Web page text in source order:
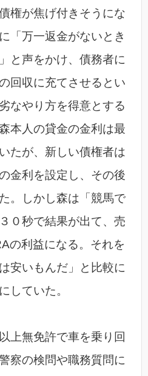
権が焦げ付きそうにな
「万一返金がないとき
と声をかけ、債務者に
回収に充てさせるとい
なやり方を得意とする
本人の貸金の金利は最
たが、新しい債権者は
金利を設定し、その後
。しかし森は「競馬で
０秒で結果が出て、売
の利益になる。それを
安いもんだ」と比較に
していた。
上無免許で車を乗り回
察の検問や職務質問に